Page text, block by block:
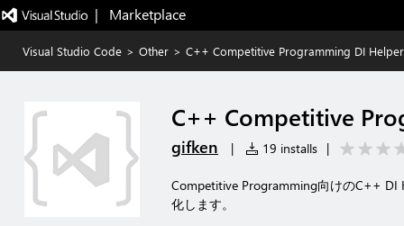
|   Marketplace
Visual Studio Code > Other > C++ Competitive Programming DI Helper
C++ Competitive
gifken | 19 installs |
Competitive Programming向けのC++ DI
化します。